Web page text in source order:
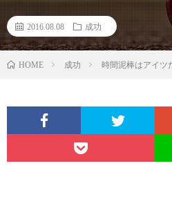
2016.08.08 成功
HOME 成功 時間泥棒はアイツ